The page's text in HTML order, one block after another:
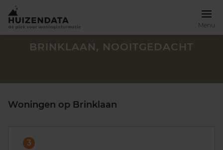
Menu
BRINKLAAN, NOOITGEDACHT
Woningen op Brinklaan
3